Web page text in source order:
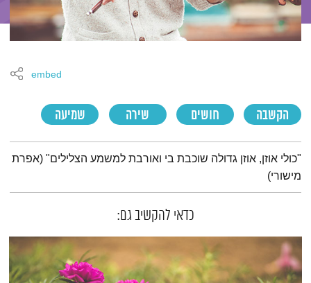
הקשבה חושים שירה שמיעה
embed
תמצית הפודקאסט
"כולי אוזן, אוזן גדולה שוכבת בי ואורבת למשמע הצלילים" (אפרת
מישורי)
כדאי להקשיב גם: